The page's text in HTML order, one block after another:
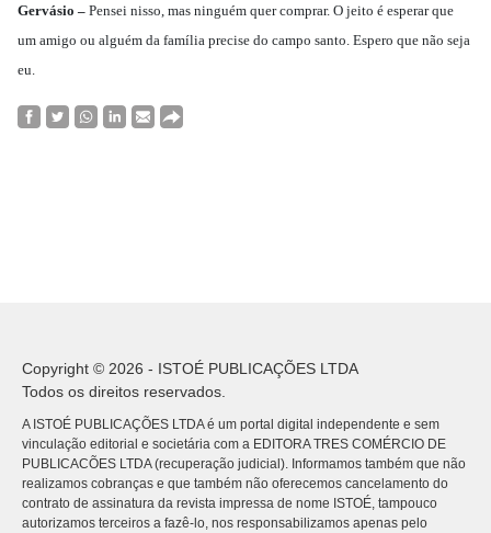
Gervásio – Pensei nisso, mas ninguém quer comprar. O jeito é esperar que
um amigo ou alguém da família precise do campo santo. Espero que não seja
eu.
Copyright © 2026 - ISTOÉ PUBLICAÇÕES LTDA
Todos os direitos reservados.
A ISTOÉ PUBLICAÇÕES LTDA é um portal digital independente e sem
vinculação editorial e societária com a EDITORA TRES COMÉRCIO DE
PUBLICACÕES LTDA (recuperação judicial). Informamos também que não
realizamos cobranças e que também não oferecemos cancelamento do
contrato de assinatura da revista impressa de nome ISTOÉ, tampouco
autorizamos terceiros a fazê-lo, nos responsabilizamos apenas pelo